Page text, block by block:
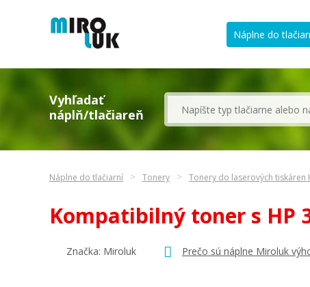
Náplne do
Vyhľadať
náplň/tlačiareň
Náplne do tlačiarní Tonery Tonery do laserových tiskáren
Kompatibilný toner s HP
Značka: Miroluk Prečo sú náplne Miroluk